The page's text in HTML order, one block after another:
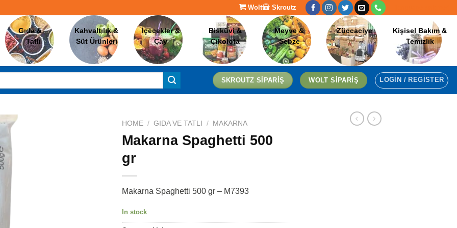
Wolt Skroutz
Gıda &
Tatlı
Kahvaltılık &
Süt Ürünleri
İçecekler &
Çay
Bisküvi &
Çikolota
Meyve &
Sebze
Züccaciye
Kişisel Bakım &
Temizlik
SKROUTZ SIPARIŞ WOLT SIPARIŞ LOGIN / REGISTER
HOME / GIDA VE TATLI / MAKARNA
Makarna Spaghetti 500
gr
Makarna Spaghetti 500 gr – M7393
In stock